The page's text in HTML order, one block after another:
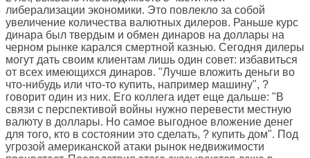
либерализации экономики. Это повлекло за собой
увеличение количества валютных дилеров. Раньше курс
динара был твердым и обмен динаров на доллары на
черном рынке карался смертной казнью. Сегодня дилеры
могут дать своим клиентам лишь один совет: избавиться
от всех имеющихся динаров. "Лучше вложить деньги во
что-нибудь или что-то купить, например машину", ?
говорит один из них. Его коллега идет еще дальше: "В
связи с перспективой войны нужно перевести местную
валюту в доллары. Но самое выгодное вложение денег
для того, кто в состоянии это сделать, ? купить дом". Под
угрозой американской атаки рынок недвижимости